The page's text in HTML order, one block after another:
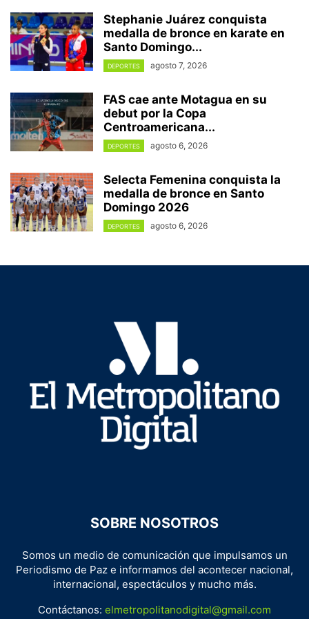
Stephanie Juárez conquista
medalla de bronce en karate en
Santo Domingo...
DEPORTES agosto 7, 2026
FAS cae ante Motagua en su
debut por la Copa
Centroamericana...
DEPORTES agosto 6, 2026
Selecta Femenina conquista la
medalla de bronce en Santo
Domingo 2026
DEPORTES agosto 6, 2026
SOBRE NOSOTROS
Somos un medio de comunicación que impulsamos un
Periodismo de Paz e informamos del acontecer nacional,
internacional, espectáculos y mucho más.
Contáctanos: elmetropolitanodigital@gmail.com